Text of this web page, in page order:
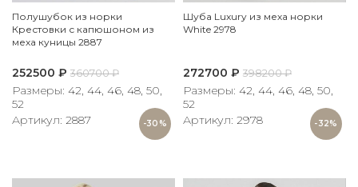
-30%
Полушубок из норки
Крестовки с капюшоном из
меха куницы 2887
252500 ₽ 360700₽
Размеры: 42, 44, 46, 48, 50,
52
Артикул: 2887
-32%
Шуба Luxury из меха норки
White 2978
272700 ₽ 398200₽
Размеры: 42, 44, 46, 48, 50,
52
Артикул: 2978